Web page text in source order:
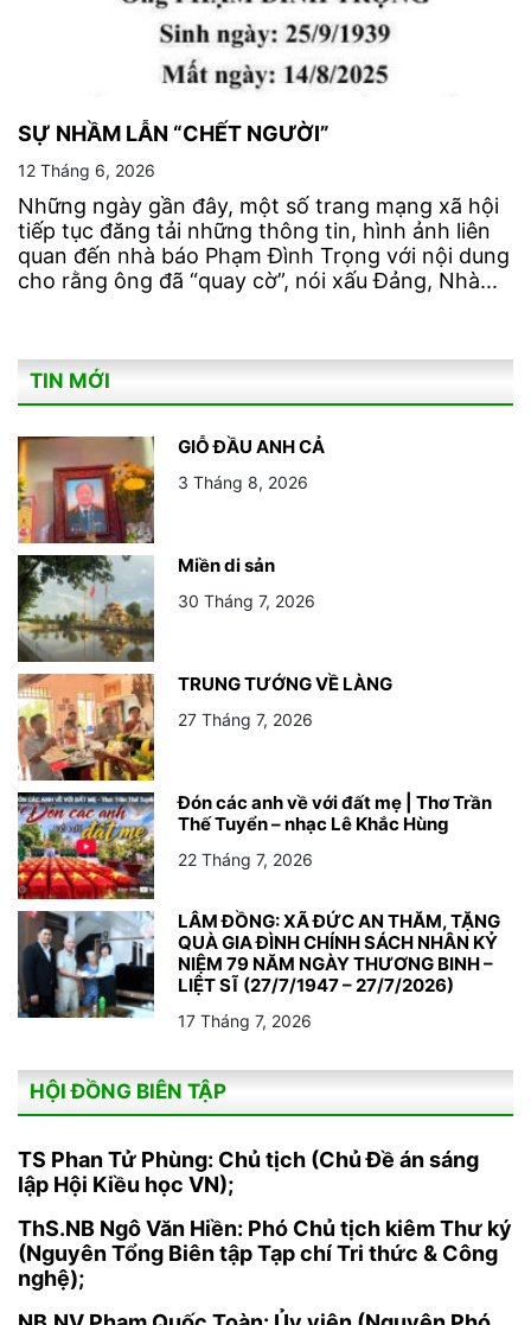
SỰ NHẦM LẪN “CHẾT NGƯỜI”
12 Tháng 6, 2026
Những ngày gần đây, một số trang mạng xã hội
tiếp tục đăng tải những thông tin, hình ảnh liên
quan đến nhà báo Phạm Đình Trọng với nội dung
cho rằng ông đã “quay cờ”, nói xấu Đảng, Nhà...
TIN MỚI
GIỖ ĐẦU ANH CẢ
3 Tháng 8, 2026
Miền di sản
30 Tháng 7, 2026
TRUNG TƯỚNG VỀ LÀNG
27 Tháng 7, 2026
Đón các anh về với đất mẹ | Thơ Trần
Thế Tuyển – nhạc Lê Khắc Hùng
22 Tháng 7, 2026
LÂM ĐỒNG: XÃ ĐỨC AN THĂM, TẶNG
QUÀ GIA ĐÌNH CHÍNH SÁCH NHÂN KỶ
NIỆM 79 NĂM NGÀY THƯƠNG BINH –
LIỆT SĨ (27/7/1947 – 27/7/2026)
17 Tháng 7, 2026
HỘI ĐỒNG BIÊN TẬP
TS Phan Tử Phùng: Chủ tịch (Chủ Đề án sáng
lập Hội Kiều học VN);
ThS.NB Ngô Văn Hiền: Phó Chủ tịch kiêm Thư ký
(Nguyên Tổng Biên tập Tạp chí Tri thức & Công
nghệ);